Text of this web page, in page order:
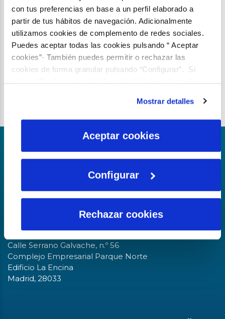
con tus preferencias en base a un perfil elaborado a
partir de tus hábitos de navegación. Adicionalmente
utilizamos cookies de complemento de redes sociales.
Puedes aceptar todas las cookies pulsando “ Aceptar
cookies”· También puedes permitir o rechazar las
cookies de forma granular pulsando “Configurar”. Si
pulsas “Rechazar cookies”, equivaldrá a rechazar la
son indispensables para que el sitio web funcione y que
por tanto no se pueden desactivar. Puedes consultar
Política de Cookies
Mostrar detalles
Aceptar cookies
Configurar
Rechazar cookies
Emprender al cubo, el
proyecto de Áng...
La fundación del Agua
Calle Serrano Galvache, n.º 56
Complejo Empresarial Parque Norte
Edificio La Encina
Madrid, 28033